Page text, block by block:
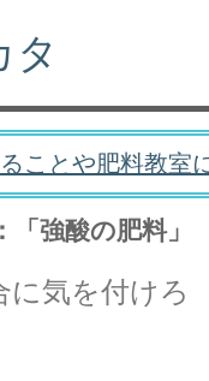
タ
ことや肥料教室
強酸の肥料」
に気を付けろ